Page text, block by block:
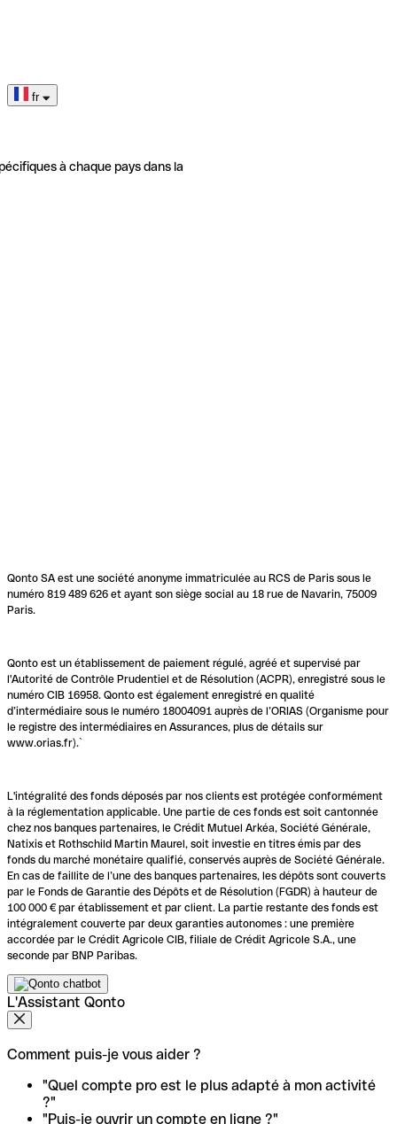
fr
à chaque pays dans la
Qonto SA est une société anonyme immatriculée au RCS de Paris sous le
numéro 819 489 626 et ayant son siège social au 18 rue de Navarin, 75009
Paris.
Qonto est un établissement de paiement régulé, agréé et supervisé par
l'Autorité de Contrôle Prudentiel et de Résolution (ACPR), enregistré sous le
numéro CIB 16958. Qonto est également enregistré en qualité
d’intermédiaire sous le numéro 18004091 auprès de l’ORIAS (Organisme pour
le registre des intermédiaires en Assurances, plus de détails sur
www.orias.fr).`
L'intégralité des fonds déposés par nos clients est protégée conformément
à la réglementation applicable. Une partie de ces fonds est soit cantonnée
chez nos banques partenaires, le Crédit Mutuel Arkéa, Société Générale,
Natixis et Rothschild Martin Maurel, soit investie en titres émis par des
fonds du marché monétaire qualifié, conservés auprès de Société Générale.
En cas de faillite de l’une des banques partenaires, les dépôts sont couverts
par le Fonds de Garantie des Dépôts et de Résolution (FGDR) à hauteur de
100 000 € par établissement et par client. La partie restante des fonds est
intégralement couverte par deux garanties autonomes : une première
accordée par le Crédit Agricole CIB, filiale de Crédit Agricole S.A., une
seconde par BNP Paribas.
L'Assistant Qonto
Comment puis-je vous aider ?
"Quel compte pro est le plus adapté à mon activité
?"
"Puis-je ouvrir un compte en ligne ?"